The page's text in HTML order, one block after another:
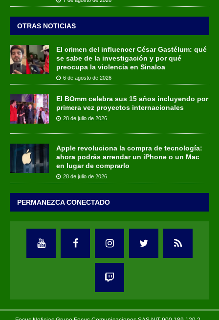
OTRAS NOTICIAS
El crimen del influencer César Gastélum: qué
se sabe de la investigación y por qué
preocupa la violencia en Sinaloa
6 de agosto de 2026
El BOmm celebra sus 15 años incluyendo por
primera vez proyectos internacionales
28 de julio de 2026
Apple revoluciona la compra de tecnología:
ahora podrás arrendar un iPhone o un Mac
en lugar de comprarlo
28 de julio de 2026
PERMANEZCA CONECTADO